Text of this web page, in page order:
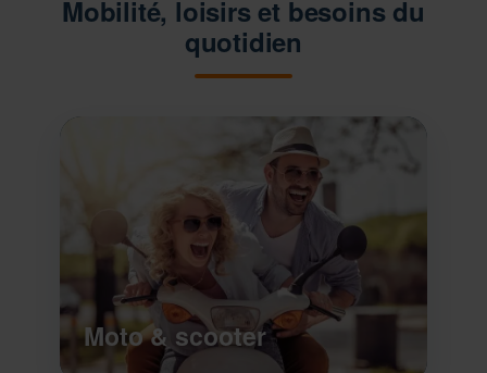
Mobilité, loisirs et besoins du
quotidien
Moto & scooter